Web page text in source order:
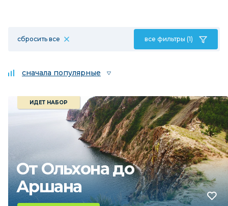
сбросить все все фильтры (1)
сначала популярные
От Ольхона до
Аршана
ИДЕТ НАБОР